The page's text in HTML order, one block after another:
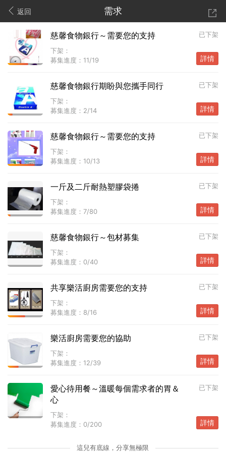
返回 需求
慈馨食物銀行～需要您的支持
下架：
募集進度： 11/19
已下架
詳情
慈馨食物銀行期盼與您攜手同行
下架：
募集進度： 2/14
已下架
詳情
慈馨食物銀行～需要您的支持
下架：
募集進度： 10/13
已下架
詳情
一斤及二斤耐熱塑膠袋捲
下架：
募集進度： 7/80
已下架
詳情
慈馨食物銀行～包材募集
下架：
募集進度： 0/40
已下架
詳情
共享樂活廚房需要您的支持
下架：
募集進度： 8/16
已下架
詳情
樂活廚房需要您的協助
下架：
募集進度： 12/39
已下架
詳情
愛心待用餐～溫暖每個需求者的胃＆
心
下架：
募集進度： 0/200
已下架
詳情
這兒有底線，分享無極限